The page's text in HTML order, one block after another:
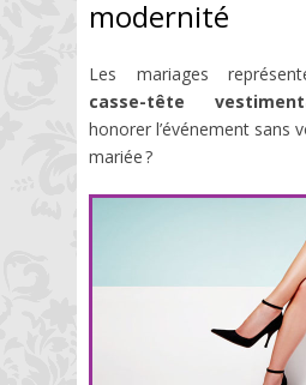
modernité
Les mariages
casse-tête
honorer l’événement sans
mariée ?